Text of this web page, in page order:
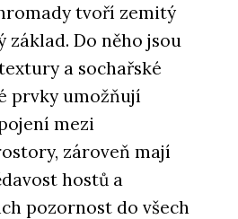
tvoří zemitý
Do něho jsou
a sochařské
prvky umožňují
mezi
zároveň mají
hostů a
pozornost do všech